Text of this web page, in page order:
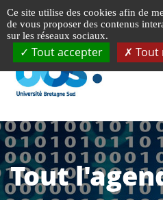
Tout
Ce site utilise des cookies afin de
de vous proposer des contenus
sur les réseaux sociaux.
Tout accepter Tout